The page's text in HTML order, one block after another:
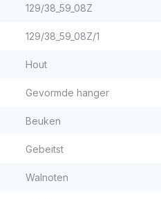
129/38_59_08Z
129/38_59_08Z/1
Hout
Gevormde hanger
Beuken
Gebeitst
Walnoten